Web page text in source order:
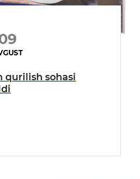
qurilish sohasi